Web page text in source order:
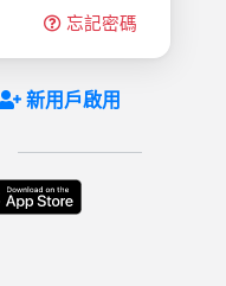
忘記密碼
新用戶啟用